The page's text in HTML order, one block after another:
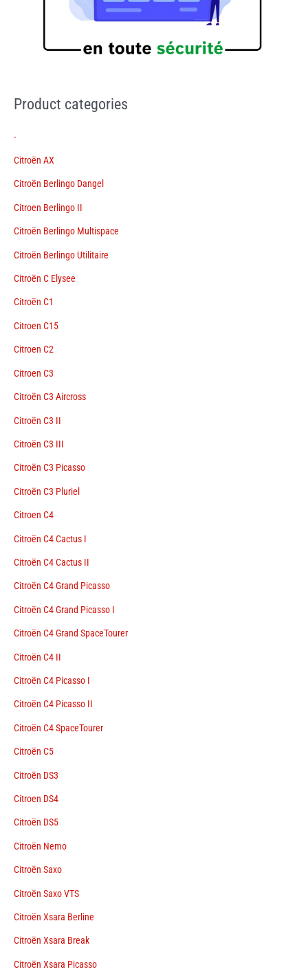
Product categories
-
Citroën AX
Citroën Berlingo Dangel
Citroen Berlingo II
Citroën Berlingo Multispace
Citroën Berlingo Utilitaire
Citroën C Elysee
Citroën C1
Citroen C15
Citroen C2
Citroen C3
Citroën C3 Aircross
Citroën C3 II
Citroën C3 III
Citroën C3 Picasso
Citroën C3 Pluriel
Citroen C4
Citroën C4 Cactus I
Citroën C4 Cactus II
Citroën C4 Grand Picasso
Citroën C4 Grand Picasso I
Citroën C4 Grand SpaceTourer
Citroën C4 II
Citroën C4 Picasso I
Citroën C4 Picasso II
Citroën C4 SpaceTourer
Citroën C5
Citroën DS3
Citroen DS4
Citroën DS5
Citroën Nemo
Citroën Saxo
Citroën Saxo VTS
Citroën Xsara Berline
Citroën Xsara Break
Citroën Xsara Picasso